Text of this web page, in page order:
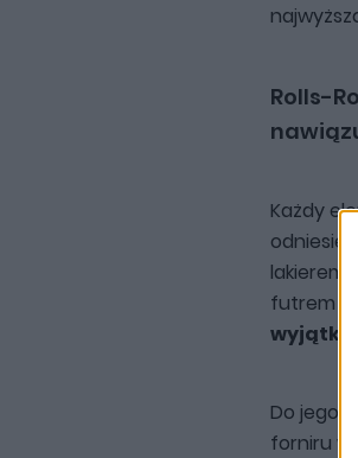
Rolls-
Każdy
lakierem
futrem
Do jego
forniru w